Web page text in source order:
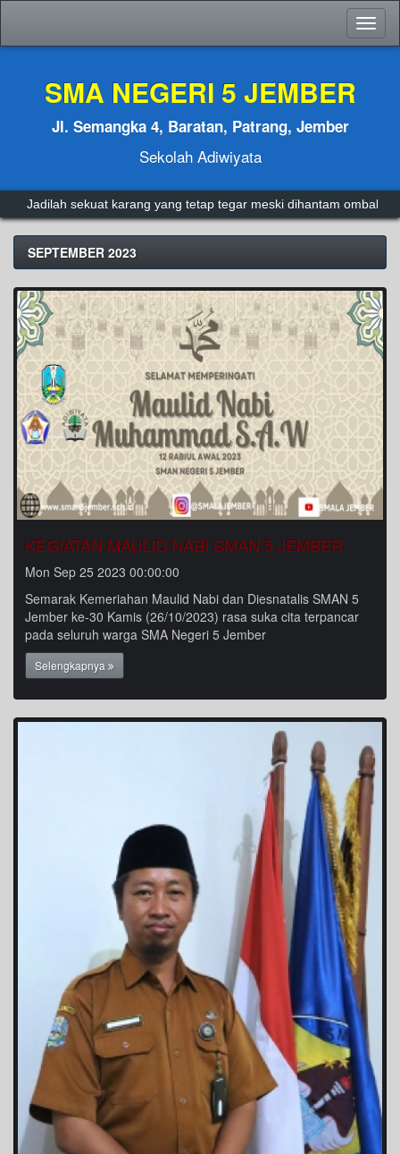
SMA NEGERI 5 JEMBER
Jl. Semangka 4, Baratan, Patrang, Jember
Sekolah Adiwiyata
Jadilah sekuat karang yang tetap tegar meski dihantam ombak.
SEPTEMBER 2023
KEGIATAN MAULID NABI SMAN 5 JEMBER
Mon Sep 25 2023 00:00:00
Semarak Kemeriahan Maulid Nabi dan Diesnatalis SMAN 5
Jember ke-30 Kamis (26/10/2023) rasa suka cita terpancar
pada seluruh warga SMA Negeri 5 Jember
Selengkapnya